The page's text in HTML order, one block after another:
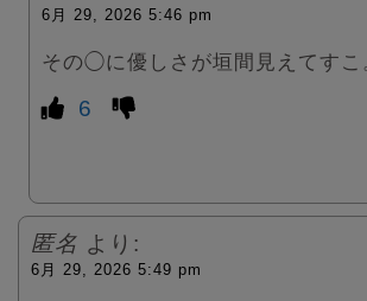
6月 29, 2026 5:46 pm
その◯に優しさが垣間見えてすこ
6
匿名 より:
6月 29, 2026 5:49 pm